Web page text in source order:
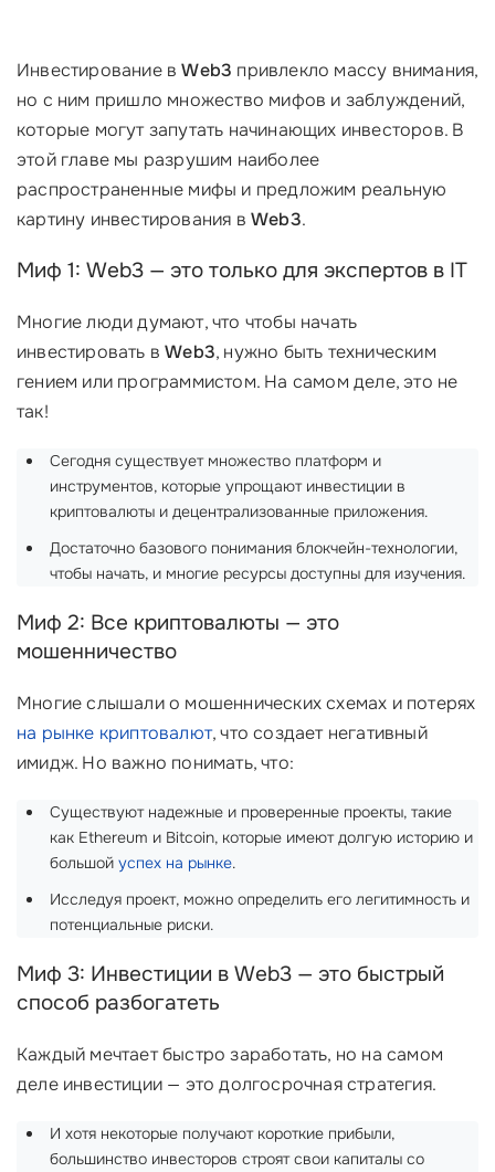
Инвестирование вWeb3 привлекло массу внимания,
но с ним пришло множество мифов и заблуждений,
которые могут запутать начинающих инвесторов. В
этой главе мы разрушим наиболее
распространенные мифы и предложим реальную
картину инвестирования в Web3.
Миф 1: Web3 — это только для экспертов в IT
Многие люди думают, что чтобы начать
инвестировать вWeb3, нужно быть техническим
гением или программистом. На самом деле, это не
так!
Сегодня существует множество платформ и
инструментов, которые упрощают инвестиции в
криптовалюты и децентрализованные приложения.
Достаточно базового понимания блокчейн-технологии,
чтобы начать, и многие ресурсы доступны для изучения.
Миф 2: Все криптовалюты — это
мошенничество
Многие слышали о мошеннических схемах и потерях
на рынке криптовалют, что создает негативный
имидж. Но важно понимать, что:
Существуют надежные и проверенные проекты, такие
как Ethereum и Bitcoin, которые имеют долгую историю и
большой успех на рынке.
Исследуя проект, можно определить его легитимность и
потенциальные риски.
Миф 3: Инвестиции в Web3 — это быстрый
способ разбогатеть
Каждый мечтает быстро заработать, но на самом
деле инвестиции — это долгосрочная стратегия.
И хотя некоторые получают короткие прибыли,
большинство инвесторов строят свои капиталы со